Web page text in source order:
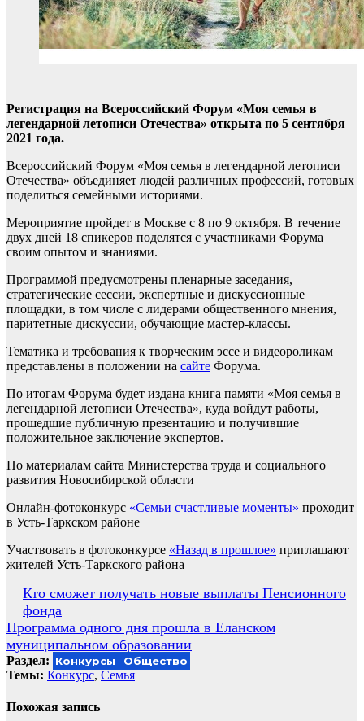
Регистрация на Всероссийский Форум «Моя семья в
легендарной летописи Отечества» открыта по 5 сентября
2021 года.
Всероссийский Форум «Моя семья в легендарной летописи
Отечества» объединяет людей различных профессий, готовых
поделиться семейными историями.
Мероприятие пройдет в Москве с 8 по 9 октября. В течение
двух дней 18 спикеров поделятся с участниками Форума
своим опытом и знаниями.
Программой предусмотрены пленарные заседания,
стратегические сессии, экспертные и дискуссионные
площадки, в том числе с лидерами общественного мнения,
паритетные дискуссии, обучающие мастер-классы.
Тематика и требования к творческим эссе и видеороликам
представлены в положении на сайте Форума.
По итогам Форума будет издана книга памяти «Моя семья в
легендарной летописи Отечества», куда войдут работы,
прошедшие публичную презентацию и получившие
положительное заключение экспертов.
По материалам сайта Министерства труда и социального
развития Новосибирской области
Онлайн-фотоконкурс «Семьи счастливые моменты» проходит
в Усть-Таркском районе
Участвовать в фотоконкурсе «Назад в прошлое» приглашают
жителей Усть-Таркского района
Навигация
по
записям
Кто сможет получать новые выплаты Пенсионного
фонда
Программа одного дня прошла в Еланском
муниципальном образовании
Раздел: Конкурсы Общество
Темы: Конкурс, Семья
Похожая запись